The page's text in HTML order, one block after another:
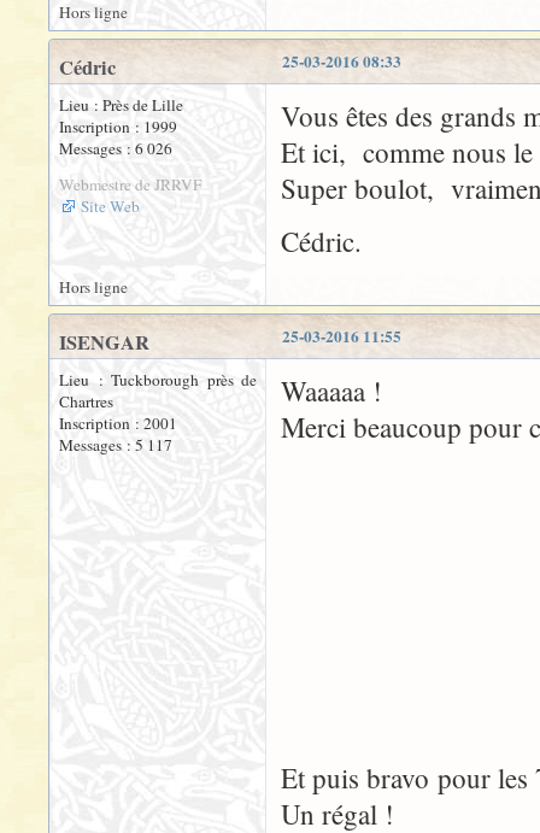
Hors ligne
25-03-2016 08:33
Cédric
Lieu : Près de Lille
Inscription : 1999
Messages : 6 026
Webmestre de JRRVF
Site Web
Vous êtes des grands
Et ici, comme nous
Super boulot,
Cédric.
Hors ligne
25-03-2016 11:55
ISENGAR
Lieu : Tuckborough près de
Chartres
Inscription : 2001
Messages : 5 117
Waaaaa !
Merci beaucoup pour
Et puis bravo pour les
Un régal !